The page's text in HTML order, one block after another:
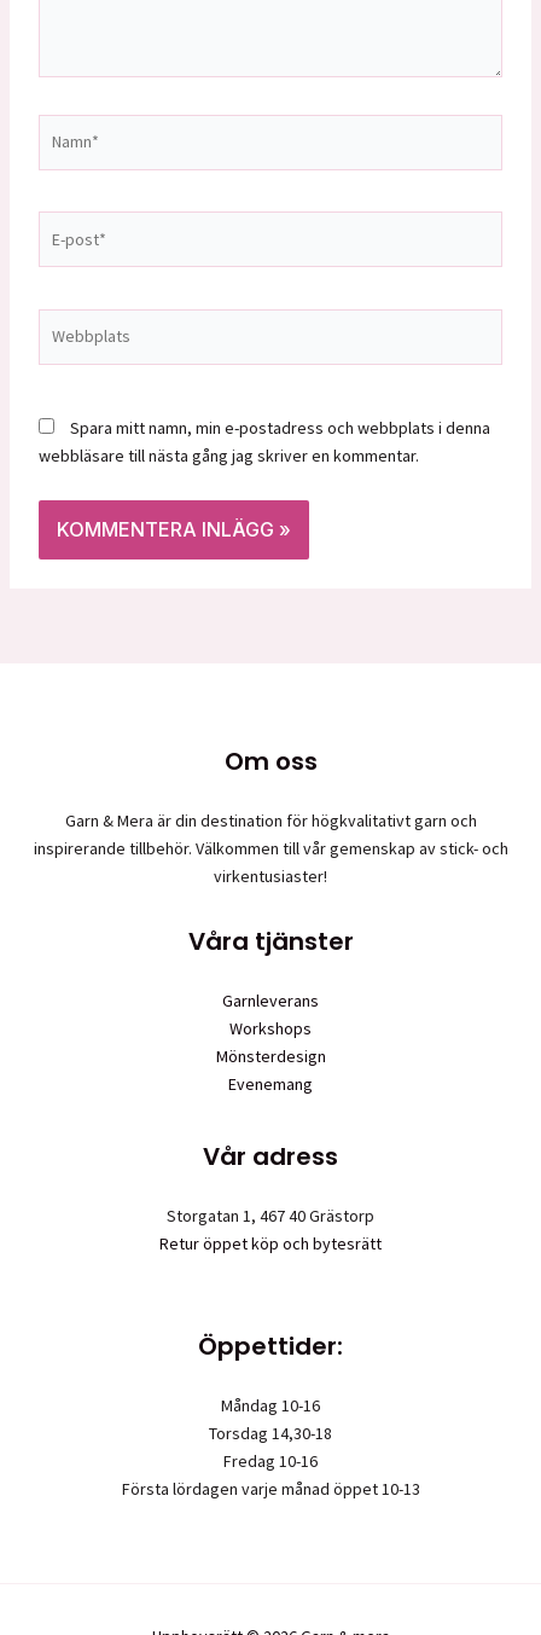
post*
Spara mitt namn, min e-postadress och webbplats i denna
webbläsare till nästa gång jag skriver en kommentar.
Om oss
Garn & Mera är din destination för högkvalitativt garn och
inspirerande tillbehör. Välkommen till vår gemenskap av stick- och
virkentusiaster!
Våra tjänster
Garnleverans
Workshops
Mönsterdesign
Evenemang
Vår adress
Storgatan 1, 467 40 Grästorp
Retur öppet köp och bytesrätt
Öppettider:
Måndag 10-16
Torsdag 14,30-18
Fredag 10-16
Första lördagen varje månad öppet 10-13